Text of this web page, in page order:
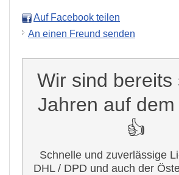
Auf Facebook teilen
An einen Freund senden
Wir sind bereits
Jahren auf dem
👍
Schnelle und zuverlässige
DHL / DPD und auch der